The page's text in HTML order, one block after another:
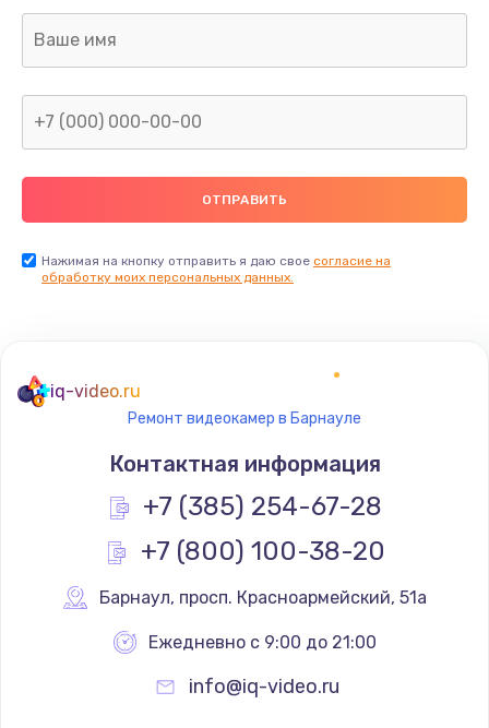
Заказать
Не видит бумагу
550 руб.
Заказать
Грязная печать
350 руб.
Заказать
Ремонт механики сканирующей головки
Ремонт инвертора лампы подсветки
1350 руб.
Нажимая на кнопку отправить я даю свое согласие на
обработку моих персональных данных.
iq-video.ru
Ремонт видеокамер в Барнауле
Контактная информация
+7 (385) 254-67-28
+7 (800) 100-38-20
Барнаул, просп. Красноармейский, 51а
Ежедневно с 9:00 до 21:00
info@iq-video.ru